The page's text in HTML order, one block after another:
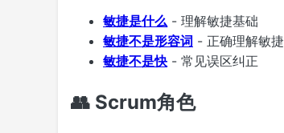
敏捷是什么 - 理解敏捷基础
敏捷不是形容词 - 正确理解敏捷
敏捷不是快 - 常见误区纠正
👥 Scrum角色